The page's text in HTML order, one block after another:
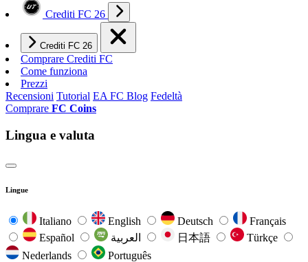
Crediti FC 26
Crediti FC 26
Comprare Crediti FC
Come funziona
Prezzi
Recensioni Tutorial EA FC Blog Fedeltà
Comprare FC Coins
Lingua e valuta
Lingue
Italiano English Deutsch
Français
Español
日本語
Türkçe
Nederlands
Português